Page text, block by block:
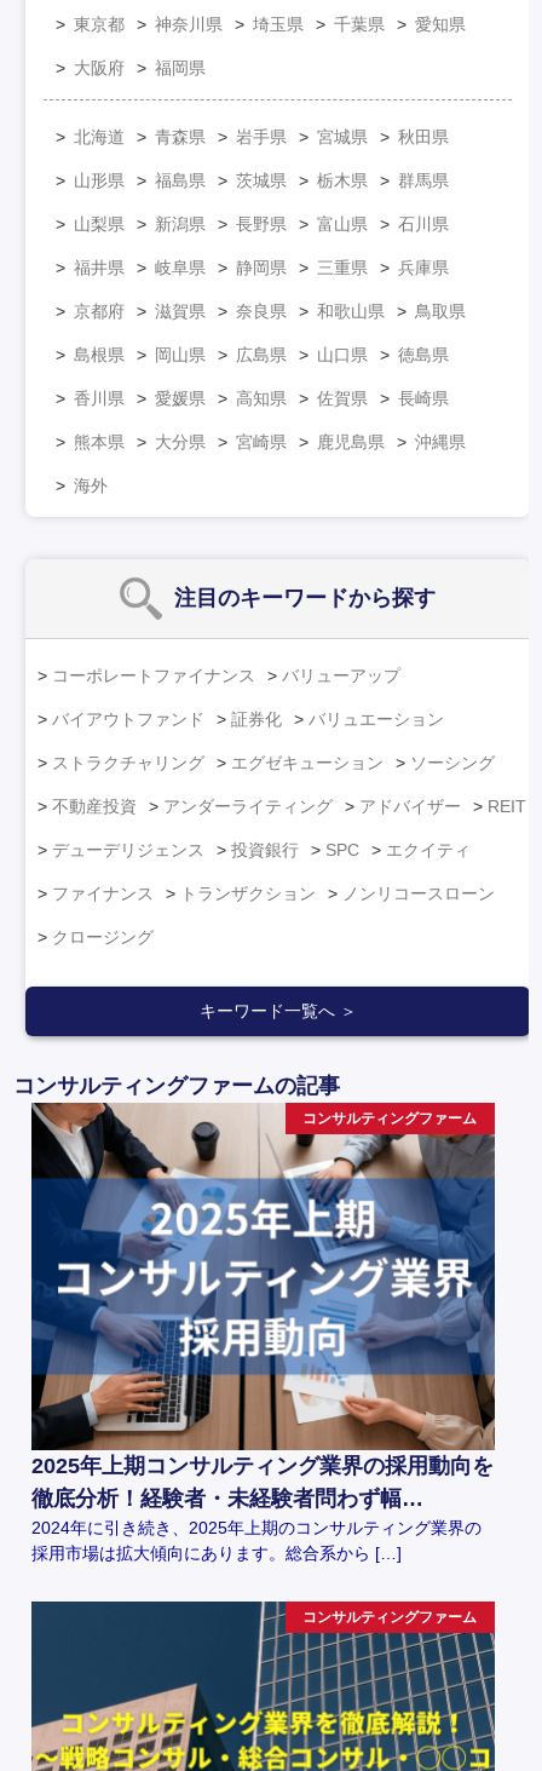
東京都 神奈川県 埼玉県 千葉県 愛知県
大阪府 福岡県
北海道 青森県 岩手県 宮城県 秋田県
山形県 福島県 茨城県 栃木県 群馬県
山梨県 新潟県 長野県 富山県 石川県
福井県 岐阜県 静岡県 三重県 兵庫県
京都府 滋賀県 奈良県 和歌山県 鳥取県
島根県 岡山県 広島県 山口県 徳島県
香川県 愛媛県 高知県 佐賀県 長崎県
熊本県 大分県 宮崎県 鹿児島県 沖縄県
海外
注目のキーワードから探す
コーポレートファイナンス バリューアップ
バイアウトファンド 証券化 バリュエーション
ストラクチャリング エグゼキューション ソーシング
不動産投資 アンダーライティング アドバイザー REIT
デューデリジェンス 投資銀行 SPC エクイティ
ファイナンス トランザクション ノンリコースローン
クロージング
キーワード一覧へ ＞
コンサルティングファームの記事
コンサルティングファーム
2025年上期コンサルティング業界の採用動向を
徹底分析！経験者・未経験者問わず幅…
2024年に引き続き、2025年上期のコンサルティング業界の
採用市場は拡大傾向にあります。総合系から […]
コンサルティングファーム